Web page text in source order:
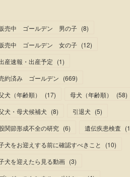
売中 ゴールデン 男の子 (8)
売中 ゴールデン 女の子 (12)
産速報・出産予定 (1)
約済み ゴールデン (669)
犬（年齢順）
(17) 母犬（年齢順） (58)
犬・母犬候補犬 (8) 引退犬 (5)
関節形成不全の研究 (6) 遺伝疾患検査 (1
犬をお迎えする前に確認すべきこと
(10)
犬を迎えたら見る動画 (3)